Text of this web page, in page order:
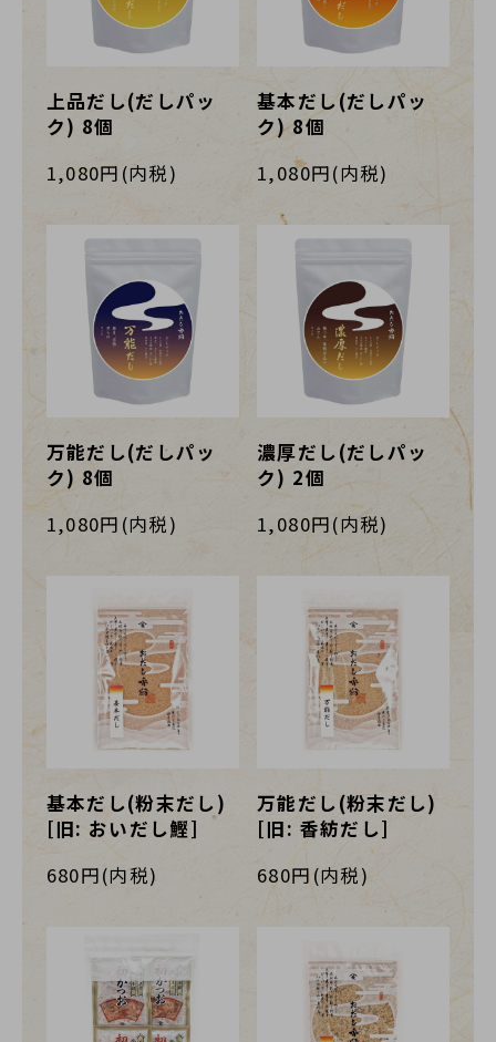
上品だし(だしパッ
ク) 8個
1,080円(内税)
基本だし(だしパッ
ク) 8個
1,080円(内税)
万能だし(だしパッ
ク) 8個
1,080円(内税)
濃厚だし(だしパッ
ク) 2個
1,080円(内税)
基本だし(粉末だし)
[旧: おいだし鰹]
680円(内税)
万能だし(粉末だし)
[旧: 香紡だし]
680円(内税)